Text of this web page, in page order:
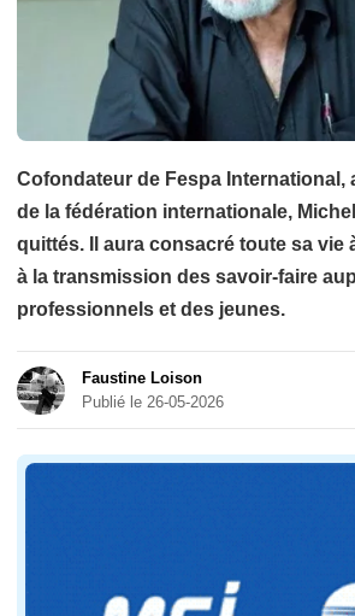
Cofondateur de Fespa International,
de la fédération internationale,
quittés. Il aura consacré toute sa vie
à la transmission des savoir-faire
professionnels et des jeunes.
Faustine Loison
Publié le 26-05-2026